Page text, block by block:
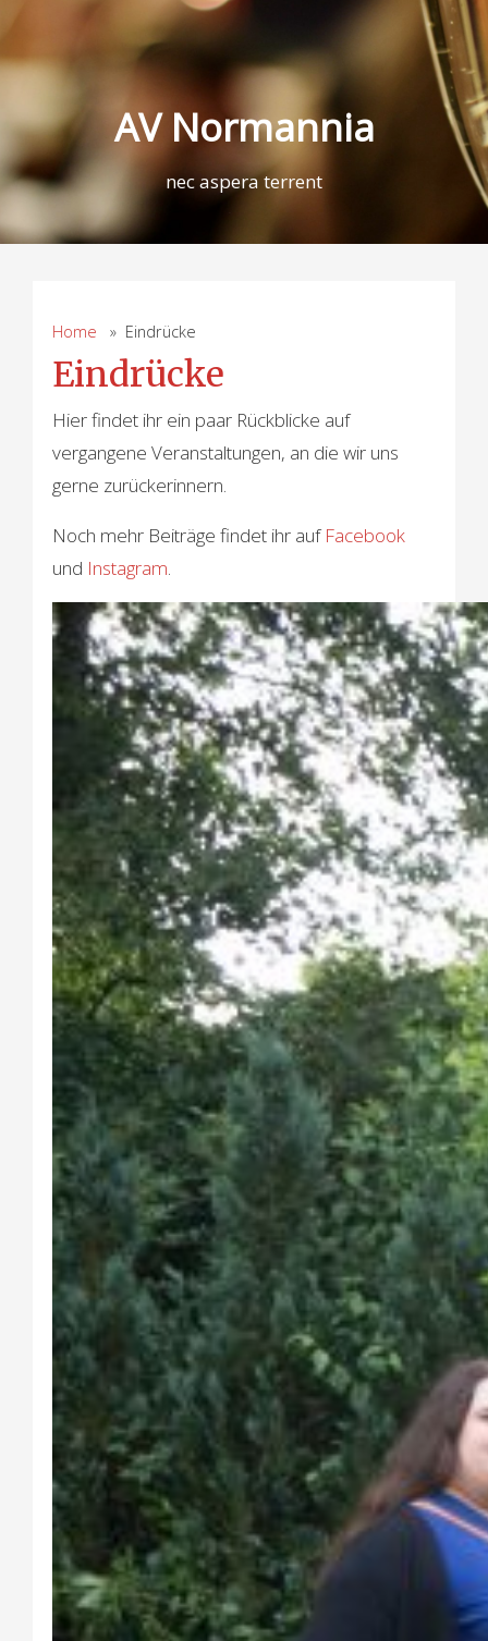
AV Normannia
nec aspera terrent
Home » Eindrücke
Eindrücke
Hier findet ihr ein paar Rückblicke auf
vergangene Veranstaltungen, an die wir uns
gerne zurückerinnern.
Noch mehr Beiträge findet ihr aufFacebook
und Instagram
Stiftungsfest 2016